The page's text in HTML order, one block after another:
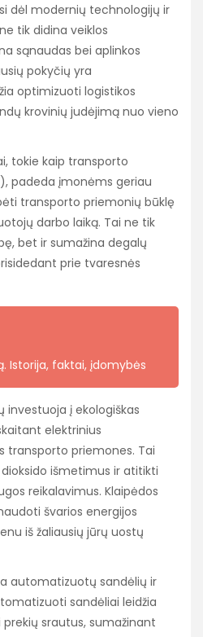
dėl modernių technologijų ir
tik didina veiklos
sąnaudas bei aplinkos
pokyčių yra
optimizuoti logistikos
krovinių judėjimą nuo vieno
tokie kaip transporto
padeda įmonėms geriau
transporto priemonių būklę
darbo laiką. Tai ne tik
bet ir sumažina degalų
prie tvaresnės
Istorija, faktai, įdomybės
investuoja į ekologiškas
elektrinius
transporto priemones. Tai
išmetimus ir atitikti
reikalavimus. Klaipėdos
švarios energijos
iš žaliausių jūrų uostų
automatizuotų sandėlių ir
sandėliai leidžia
srautus, sumažinant